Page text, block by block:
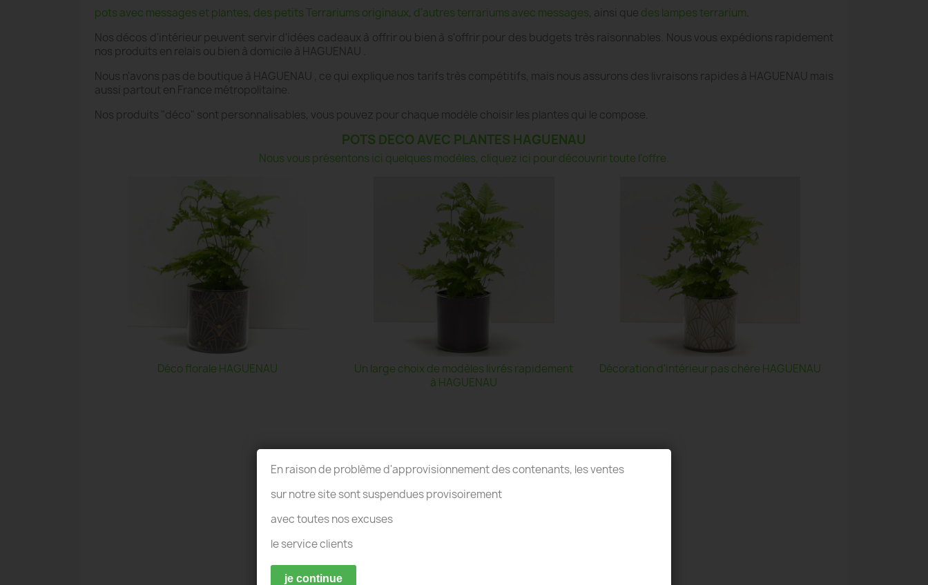
pots avec messages et plantes, des petits Terrariums originaux, d'autres terrariums avec messages, ainsi que des lampes terrarium
Nos décos d'intérieur peuvent servir d'idées cadeaux à offrir ou bien à s'offrir pour des budgets très raisonnables. Nous vous expédions rapidement
nos produits en relais ou bien à domicile à HAGUENAU .
Nous n'avons pas de boutique à HAGUENAU , ce qui explique nos tarifs très compétitifs, mais nous assurons des livraisons rapides à HAGUENAU mais
aussi partout en France métropolitaine.
Nos produits "déco" sont personnalisables, vous pouvez pour chaque modèle choisir les plantes qui le compose.
POTS DECO AVEC PLANTES HAGUENAU
Nous vous présentons ici quelques modèles, cliquez ici pour découvrir toute l'offre.
Déco florale HAGUENAU
Un large choix de modèles livrés rapidement
à HAGUENAU
Décoration d'intérieur pas chère HAGUENAU
En raison de problème d'approvisionnement des contenants, les ventes
sur notre site sont suspendues provisoirement
avec toutes nos excuses
le service clients
je continue